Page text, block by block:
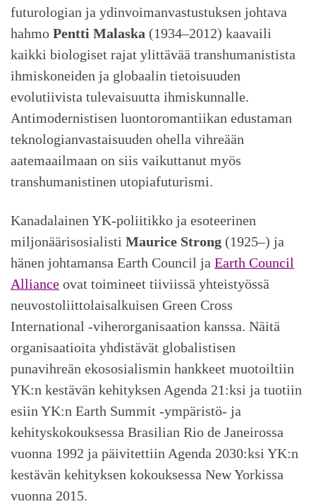
futurologian ja ydinvoimanvastustuksen johtava
hahmo Pentti Malaska (1934–2012) kaavaili
kaikki biologiset rajat ylittävää transhumanistista
ihmiskoneiden ja globaalin tietoisuuden
evolutiivista tulevaisuutta ihmiskunnalle.
Antimodernistisen luontoromantiikan edustaman
teknologianvastaisuuden ohella vihreään
aatemaailmaan on siis vaikuttanut myös
transhumanistinen utopiafuturismi.
Kanadalainen YK-poliitikko ja esoteerinen
miljonäärisosialisti Maurice Strong (1925–) ja
hänen johtamansa Earth Council ja Earth Council
Alliance ovat toimineet tiiviissä yhteistyössä
neuvostoliittolaisalkuisen Green Cross
International -viherorganisaation kanssa. Näitä
organisaatioita yhdistävät globalistisen
punavihreän ekososialismin hankkeet muotoiltiin
YK:n kestävän kehityksen Agenda 21:ksi ja tuotiin
esiin YK:n Earth Summit -ympäristö- ja
kehityskokouksessa Brasilian Rio de Janeirossa
vuonna 1992 ja päivitettiin Agenda 2030:ksi YK:n
kestävän kehityksen kokouksessa New Yorkissa
vuonna 2015.